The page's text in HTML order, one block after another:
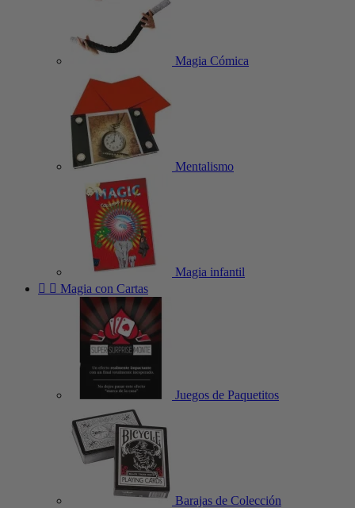
Magia Cómica
Mentalismo
Magia infantil
  Magia con Cartas
Juegos de Paquetitos
Barajas de Colección